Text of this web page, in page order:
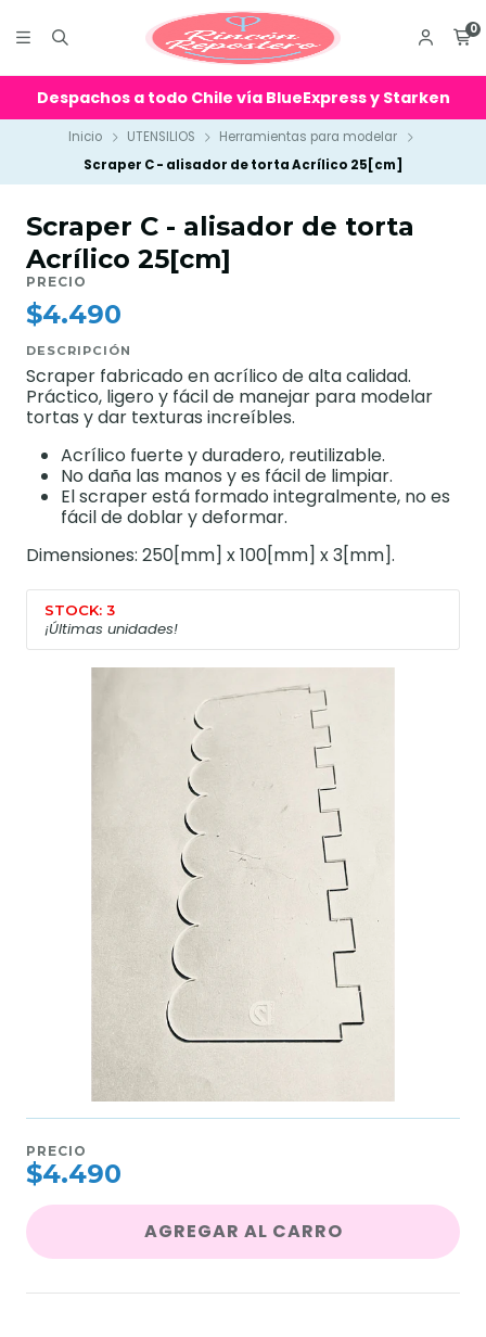
0
Despachos a todo Chile vía BlueExpress y Starken
Inicio UTENSILIOS
Herramientas para modelar
Scraper C - alisador de torta Acrílico 25[cm]
Scraper C - alisador de torta
Acrílico 25[cm]
PRECIO
$4.490
DESCRIPCIÓN
Scraper fabricado en acrílico de alta calidad.
Práctico, ligero y fácil de manejar para modelar
tortas y dar texturas increíbles.
Acrílico fuerte y duradero, reutilizable.
No daña las manos y es fácil de limpiar.
El scraper está formado integralmente, no es
fácil de doblar y deformar.
Dimensiones: 250[mm] x 100[mm] x 3[mm].
STOCK: 3
¡Últimas unidades!
PRECIO
$4.490
AGREGAR AL CARRO